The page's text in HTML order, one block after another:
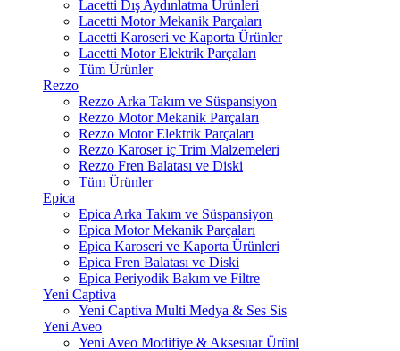
Lacetti Dış Aydınlatma Ürünleri
Lacetti Motor Mekanik Parçaları
Lacetti Karoseri ve Kaporta Ürünler
Lacetti Motor Elektrik Parçaları
Tüm Ürünler
Rezzo
Rezzo Arka Takım ve Süspansiyon
Rezzo Motor Mekanik Parçaları
Rezzo Motor Elektrik Parçaları
Rezzo Karoser iç Trim Malzemeleri
Rezzo Fren Balatası ve Diski
Tüm Ürünler
Epica
Epica Arka Takım ve Süspansiyon
Epica Motor Mekanik Parçaları
Epica Karoseri ve Kaporta Ürünleri
Epica Fren Balatası ve Diski
Epica Periyodik Bakım ve Filtre
Yeni Captiva
Yeni Captiva Multi Medya & Ses Sis
Yeni Aveo
Yeni Aveo Modifiye & Aksesuar Ürünl